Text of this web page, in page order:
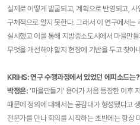
실제로 어떻게 발굴되고, 계획으로 반영되고,
구체적으로 알지 못한다. 그래서 이 연구에서는
실시했고 이를 통해 지방중소도시에서 마을만
무엇을 개선해야 할지 현장에 기반을 두고 찾아
KRIHS:연구 수행과정에서 있었던 에피소드는?
박정은:‘마을만들기’ 용어가 처음 등장한 이후
때문에 정의에 대해서는 공감대가 형성됐다고
전문가를 만나 회의를 시작하는 초반에는 항상